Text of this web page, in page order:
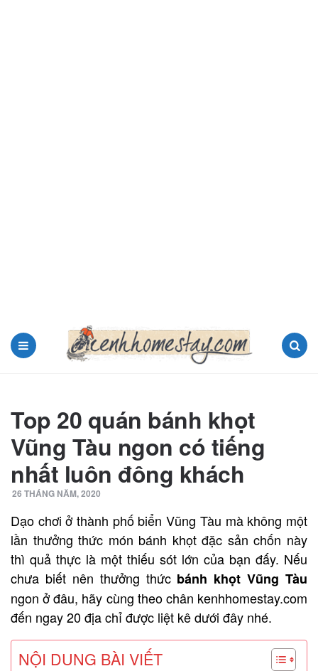
Top 20 quán bánh khọt
Vũng Tàu ngon có tiếng
nhất luôn đông khách
26 THÁNG NĂM, 2020
Dạo chơi ở thành phố biển Vũng Tàu mà không một
lần thưởng thức món bánh khọt đặc sản chốn này
thì quả thực là một thiếu sót lớn của bạn đấy. Nếu
chưa biết nên thưởng thức bánh khọt Vũng Tàu
ngon ở đâu, hãy cùng theo chân kenhhomestay.com
đến ngay 20 địa chỉ được liệt kê dưới đây nhé.
NỘI DUNG BÀI VIẾT